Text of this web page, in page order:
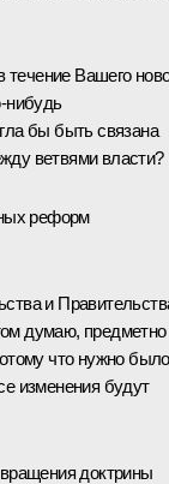
Вашего
нибудь
бы быть связана
ветвями власти?
реформ
и
думаю, предметно
что нужно было
изменения будут
доктрины